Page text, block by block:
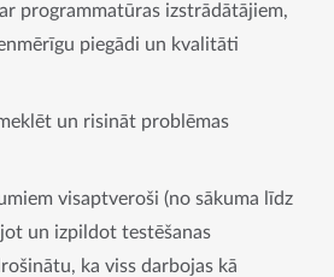
programmatūras izstrādātājiem,
piegādi un kvalitāti
un risināt problēmas
visaptveroši (no sākuma līdz
un izpildot testēšanas
ka viss darbojas kā